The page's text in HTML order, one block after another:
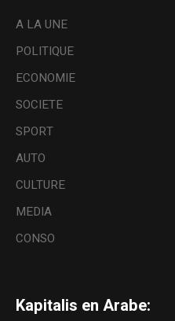
A LA UNE
POLITIQUE
ECONOMIE
SOCIETE
SPORT
AUTO
CULTURE
MEDIA
CONSO
Kapitalis en Arabe: